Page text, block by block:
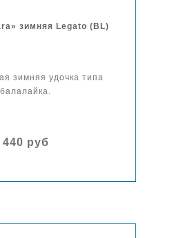
зимняя Legato (BL)
зимняя удочка типа
балалайка.
440 руб